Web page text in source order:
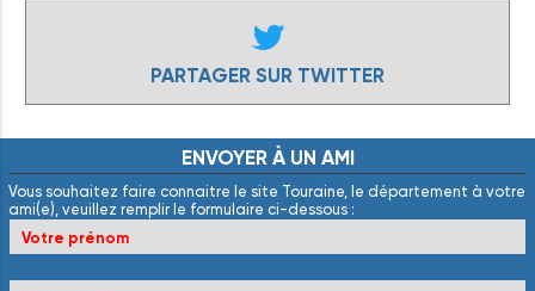
PARTAGER SUR TWITTER
ENVOYER À UN AMI
Vous souhaitez faire connaitre le site Touraine, le département à votre
ami(e), veuillez remplir le formulaire ci-dessous :